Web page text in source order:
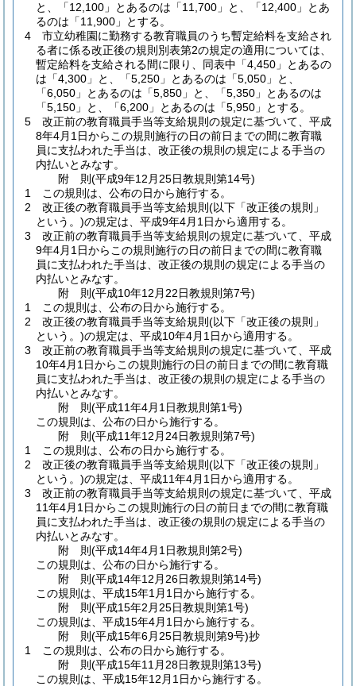
と、「12,100」とあるのは「11,700」と、「12,400」とあ
るのは「11,900」とする。
4
市立幼稚園に勤務する教育職員のうち暫定給料を支給され
る者に係る改正後の規則別表第2の規定の適用については、
暫定給料を支給される間に限り、同表中「4,450」とあるの
は「4,300」と、「5,250」とあるのは「5,050」と、
「6,050」とあるのは「5,850」と、「5,350」とあるのは
「5,150」と、「6,200」とあるのは「5,950」とする。
5
改正前の教育職員手当等支給規則の規定に基づいて、平成
8年4月1日からこの規則施行の日の前日までの間に教育職
員に支払われた手当は、改正後の規則の規定による手当の
内払いとみなす。
附 則(平成9年12月25日教規則第14号)
1
この規則は、公布の日から施行する。
2
改正後の教育職員手当等支給規則 (以下「改正後の規則」
という。)の規定は、平成9年4月1日から適用する。
3
改正前の教育職員手当等支給規則の規定に基づいて、平成
9年4月1日からこの規則施行の日の前日までの間に教育職
員に支払われた手当は、改正後の規則の規定による手当の
内払いとみなす。
附 則(平成10年12月22日教規則第7号)
1
この規則は、公布の日から施行する。
2
改正後の教育職員手当等支給規則 (以下「改正後の規則」
という。)の規定は、平成10年4月1日から適用する。
3
改正前の教育職員手当等支給規則の規定に基づいて、平成
10年4月1日からこの規則施行の日の前日までの間に教育職
員に支払われた手当は、改正後の規則の規定による手当の
内払いとみなす。
附 則(平成11年4月1日教規則第1号)
この規則は、公布の日から施行する。
附 則(平成11年12月24日教規則第7号)
1
この規則は、公布の日から施行する。
2
改正後の教育職員手当等支給規則 (以下「改正後の規則」
という。)の規定は、平成11年4月1日から適用する。
3
改正前の教育職員手当等支給規則の規定に基づいて、平成
11年4月1日からこの規則施行の日の前日までの間に教育職
員に支払われた手当は、改正後の規則の規定による手当の
内払いとみなす。
附 則(平成14年4月1日教規則第2号)
この規則は、公布の日から施行する。
附 則(平成14年12月26日教規則第14号)
この規則は、平成15年1月1日から施行する。
附 則(平成15年2月25日教規則第1号)
この規則は、平成15年4月1日から施行する。
附 則(平成15年6月25日教規則第9号)抄
1
この規則は、公布の日から施行する。
附 則(平成15年11月28日教規則第13号)
この規則は、平成15年12月1日から施行する。